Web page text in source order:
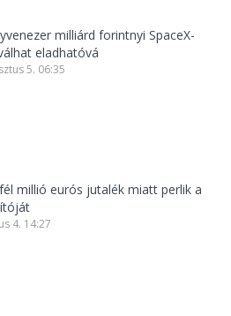
milliárd forintnyi SpaceX-
eladhatóvá
5. 06:35
millió eurós jutalék miatt perlik a
4. 14:27